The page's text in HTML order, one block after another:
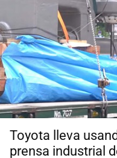
Toyota lleva
prensa industrial